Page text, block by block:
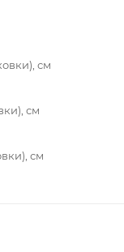
см
см
см